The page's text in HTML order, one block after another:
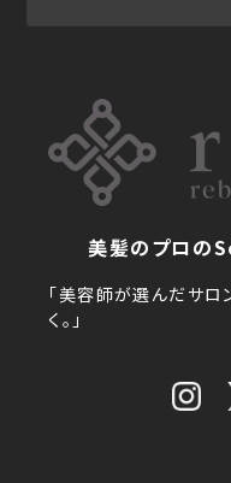
美髪のプロ
「美容師が選んだサロ
く。」